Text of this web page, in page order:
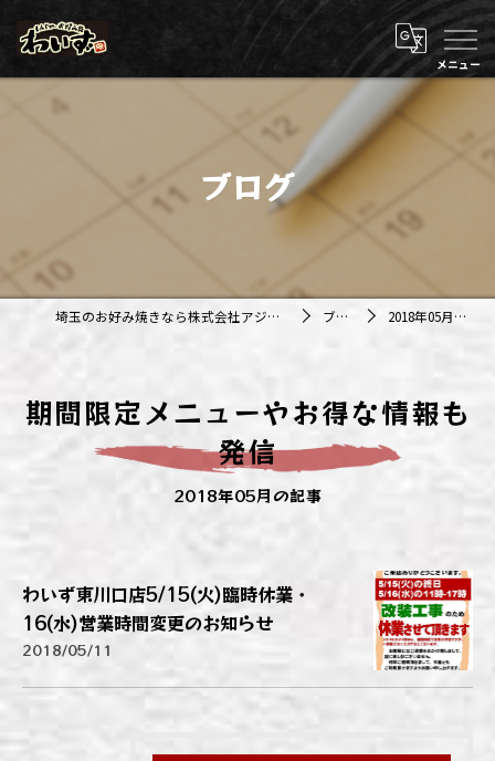
ブログ
埼玉のお好み焼きなら株式会社アジルカンパニー ブログ 2018年05月の記事
期間限定メニューやお得な情報も
発信
2018年05月の記事
わいず東川口店5/15(火)臨時休業・
16(水)営業時間変更のお知らせ
2018/05/11